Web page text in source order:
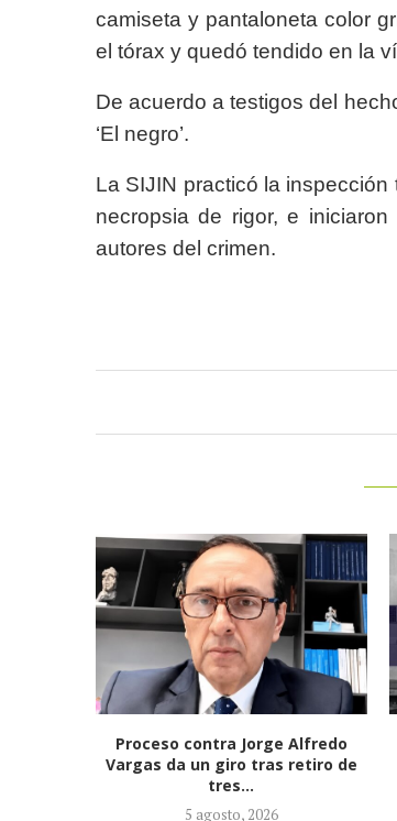
camiseta y pantaloneta color
el tórax y quedó tendido en la
De acuerdo a testigos del
‘El negro’.
La SIJIN practicó la
necropsia de rigor, e
autores del crimen.
Proceso contra Jorge Alfredo
Vargas da un giro tras retiro de
tres...
5 agosto, 2026